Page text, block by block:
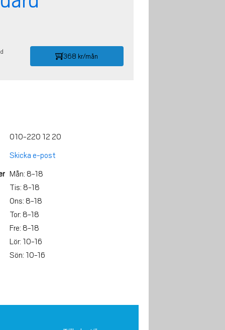
368 kr/mån
010-220 12 20
Skicka e-post
Mån: 8-18
Tis: 8-18
Ons: 8-18
Tor: 8-18
Fre: 8-18
Lör: 10-16
Sön: 10-16